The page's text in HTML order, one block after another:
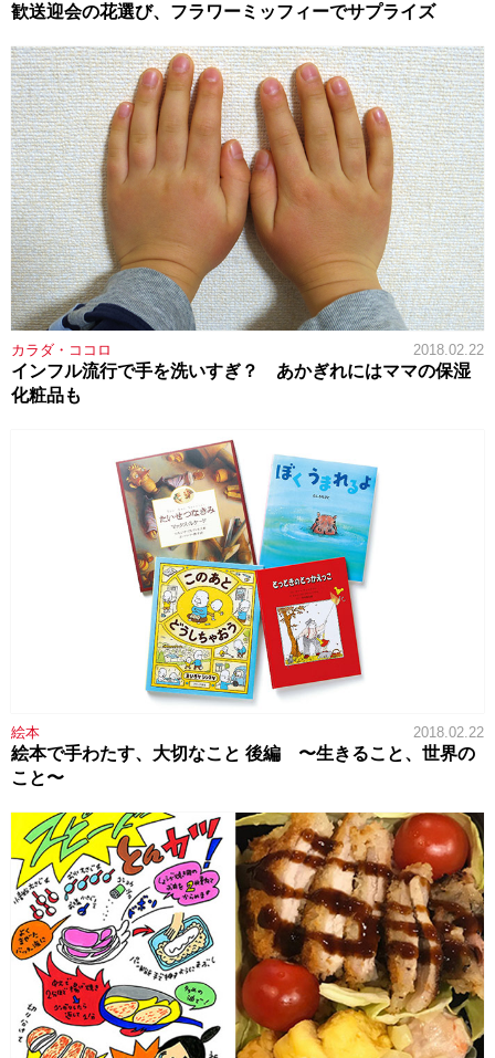
歓送迎会の花選び、フラワーミッフィーでサプライズ
カラダ・ココロ 2018.02.22
インフル流行で手を洗いすぎ？ あかぎれにはママの保湿
化粧品も
絵本 2018.02.22
絵本で手わたす、大切なこと 後編 〜生きること、世界の
こと〜